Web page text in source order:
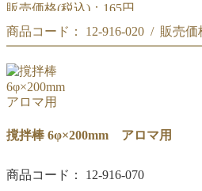
販売価格(税込)： 165円
撹拌棒 5φ×150mm アロマ用
商品コード： 12-916-020 / 販売価
撹拌棒 5φ×150mm アロマ用
撹拌棒 6φ×200mm アロマ用
商品コード： 12-916-070